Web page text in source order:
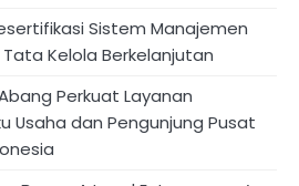
Sistem Manajemen
Kelola Berkelanjutan
Perkuat Layanan
Usaha dan Pengunjung Pusat